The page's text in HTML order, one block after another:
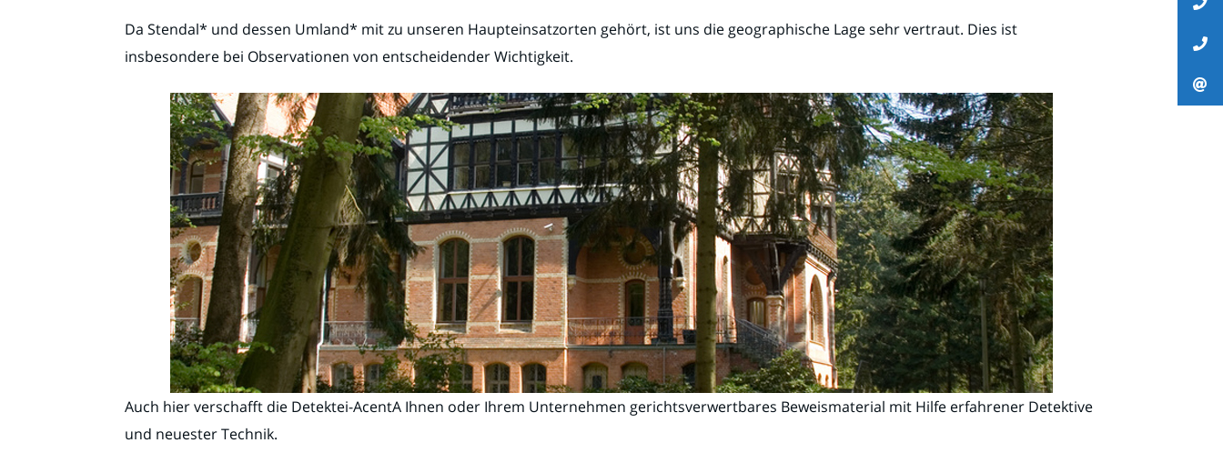
Da Stendal* und dessen Umland* mit zu unseren Haupteinsatzorten gehört, ist uns die geographische Lage sehr vertraut. Dies ist
insbesondere bei Observationen von entscheidender Wichtigkeit.
Auch hier verschafft die Detektei-AcentA Ihnen oder Ihrem Unternehmen gerichtsverwertbares Beweismaterial mit Hilfe erfahrener Detektive
und neuester Technik.